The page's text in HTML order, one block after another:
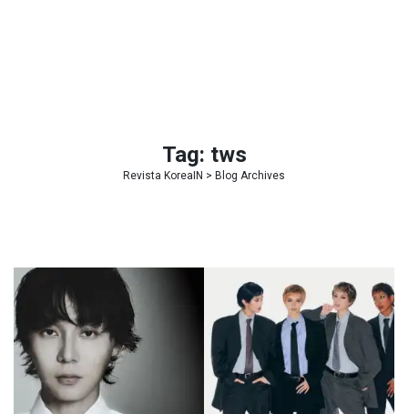
Tag: tws
Revista KoreaIN > Blog Archives